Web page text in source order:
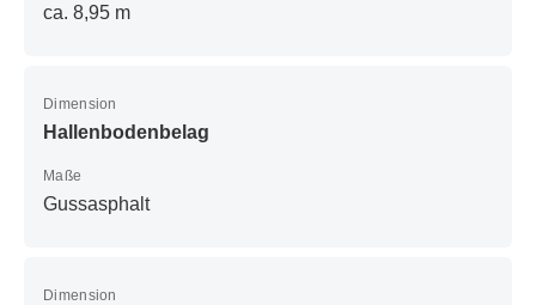
ca. 8,95 m
Dimension
Hallenbodenbelag
Maße
Gussasphalt
Dimension